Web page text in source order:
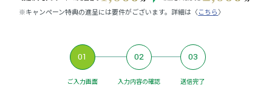
※キャンペーン特典の進呈には要件がございます。詳細は〈こちら〉
01
ご入力画面
02
入力内容の確認
03
送信完了